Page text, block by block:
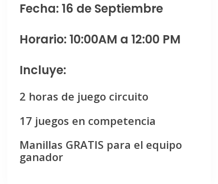
Fecha: 16 de Septiembre
Horario: 10:00AM a 12:00 PM
Incluye:
2 horas de juego circuito
17 juegos en competencia
Manillas GRATIS para el equipo
ganador